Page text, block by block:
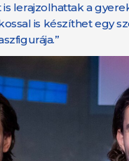
lerajzolhattak a
is készíthet egy